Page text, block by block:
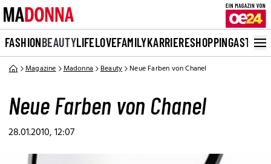
FASHIONBEAUTYLIFELOVEFAMILYKARRIERESHOPPINGASTRO
Magazine Madonna Beauty Neue Farben von Chanel
Neue Farben von Chanel
28.01.2010, 12:07